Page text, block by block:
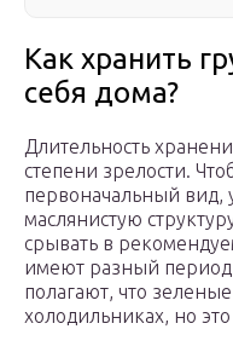
Как хранить
себя дома?
Длительность
степени зрелости.
первоначальный вид,
маслянистую
срывать в
имеют разный
полагают, что
холодильниках, но это